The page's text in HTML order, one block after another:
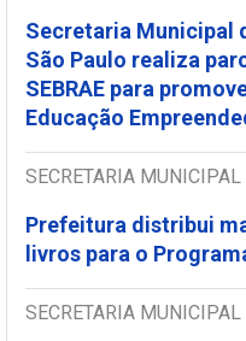
Secretaria Municipal
São Paulo realiza
SEBRAE para
Educação
SECRETARIA MUNICIPAL
Prefeitura distribui
livros para o
SECRETARIA MUNICIPAL